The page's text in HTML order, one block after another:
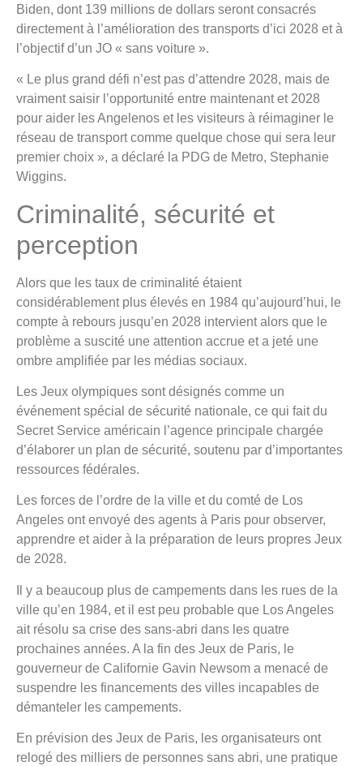
Biden, dont 139 millions de dollars seront consacrés
directement à l’amélioration des transports d’ici 2028 et à
l’objectif d’un JO « sans voiture ».
« Le plus grand défi n’est pas d’attendre 2028, mais de
vraiment saisir l’opportunité entre maintenant et 2028
pour aider les Angelenos et les visiteurs à réimaginer le
réseau de transport comme quelque chose qui sera leur
premier choix », a déclaré la PDG de Metro, Stephanie
Wiggins.
Criminalité, sécurité et
perception
Alors que les taux de criminalité étaient
considérablement plus élevés en 1984 qu’aujourd’hui, le
compte à rebours jusqu’en 2028 intervient alors que le
problème a suscité une attention accrue et a jeté une
ombre amplifiée par les médias sociaux.
Les Jeux olympiques sont désignés comme un
événement spécial de sécurité nationale, ce qui fait du
Secret Service américain l’agence principale chargée
d’élaborer un plan de sécurité, soutenu par d’importantes
ressources fédérales.
Les forces de l’ordre de la ville et du comté de Los
Angeles ont envoyé des agents à Paris pour observer,
apprendre et aider à la préparation de leurs propres Jeux
de 2028.
Il y a beaucoup plus de campements dans les rues de la
ville qu’en 1984, et il est peu probable que Los Angeles
ait résolu sa crise des sans-abri dans les quatre
prochaines années. A la fin des Jeux de Paris, le
gouverneur de Californie Gavin Newsom a menacé de
suspendre les financements des villes incapables de
démanteler les campements.
En prévision des Jeux de Paris, les organisateurs ont
relogé des milliers de personnes sans abri, une pratique